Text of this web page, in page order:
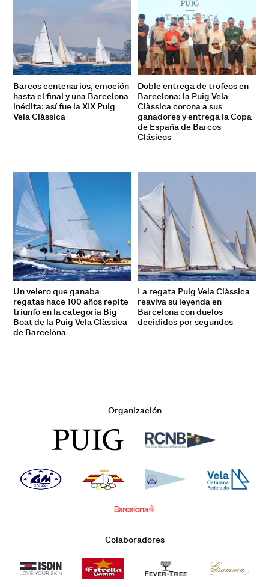
Barcos centenarios, emoción
hasta el final y una Barcelona
inédita: así fue la XIX Puig
Vela Clàssica
Doble entrega de trofeos en
Barcelona: la Puig Vela
Clàssica corona a sus
ganadores y entrega la Copa
de España de Barcos
Clásicos
Un velero que ganaba
regatas hace 100 años repite
triunfo en la categoría Big
Boat de la Puig Vela Clàssica
de Barcelona
La regata Puig Vela Clàssica
reaviva su leyenda en
Barcelona con duelos
decididos por segundos
Organización
Colaboradores